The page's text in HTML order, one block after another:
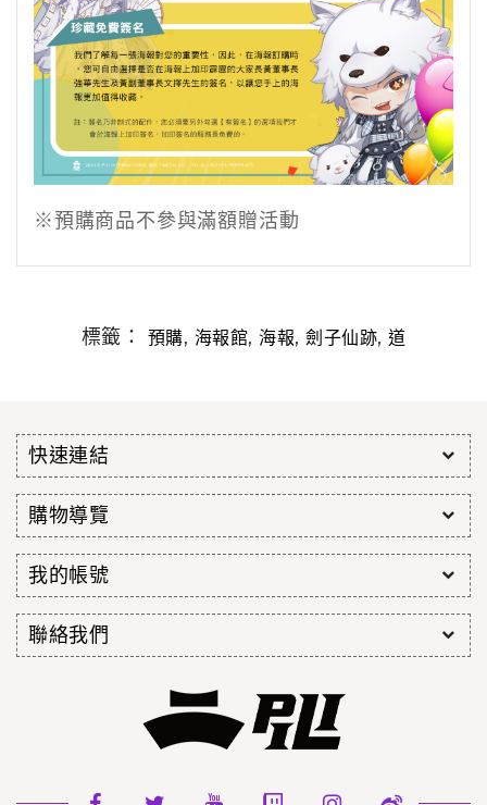
※預購商品不參與滿額贈活動
標籤： 預購, 海報館, 海報, 劍子仙跡, 道
快速連結
購物導覽
我的帳號
聯絡我們